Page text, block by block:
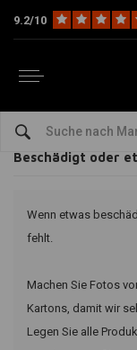
9.2/10
Home Kundenservice
Sendungen und
Beschädigt oder
Wenn etwas
fehlt.
Machen Sie Fotos
Kartons, damit wir
Legen Sie alle